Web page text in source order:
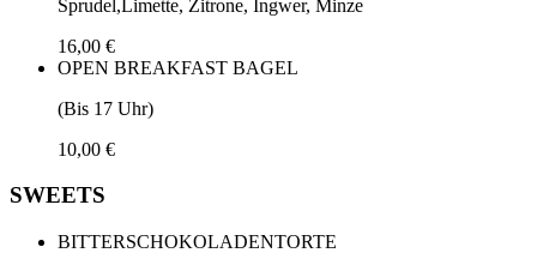
Sprudel,Limette, Zitrone, Ingwer, Minze
16,00 €
OPEN BREAKFAST BAGEL
(Bis 17 Uhr)
10,00 €
SWEETS
BITTERSCHOKOLADENTORTE